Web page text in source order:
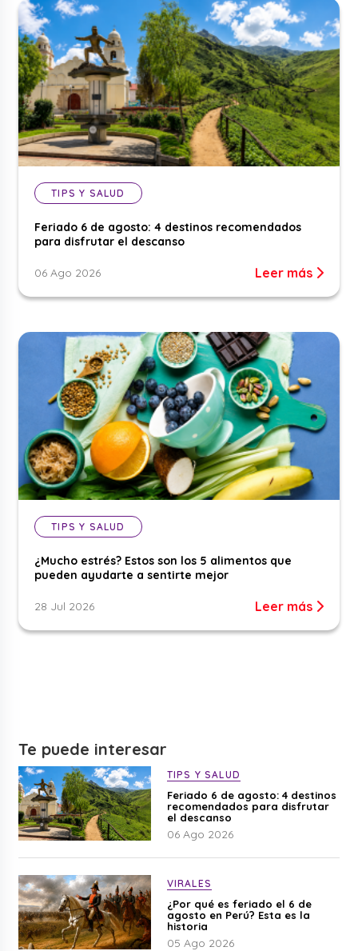
TIPS Y SALUD
Feriado 6 de agosto: 4 destinos recomendados
para disfrutar el descanso
06 Ago 2026 Leer más
TIPS Y SALUD
¿Mucho estrés? Estos son los 5 alimentos que
pueden ayudarte a sentirte mejor
28 Jul 2026 Leer más
Te puede interesar
TIPS Y SALUD
Feriado 6 de agosto: 4 destinos
recomendados para disfrutar
el descanso
06 Ago 2026
VIRALES
¿Por qué es feriado el 6 de
agosto en Perú? Esta es la
historia
05 Ago 2026